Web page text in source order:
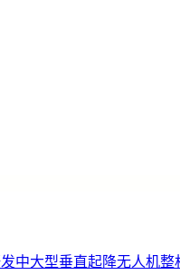
中大型垂直起降无人机